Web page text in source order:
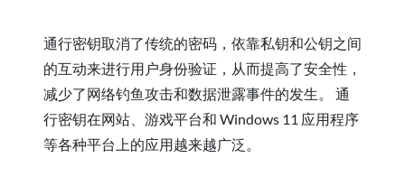
通行密钥取消了传统的密码，依靠私钥和公钥之间
的互动来进行用户身份验证，从而提高了安全性，
减少了网络钓鱼攻击和数据泄露事件的发生。 通
行密钥在网站、游戏平台和 Windows 11 应用程序
等各种平台上的应用越来越广泛。